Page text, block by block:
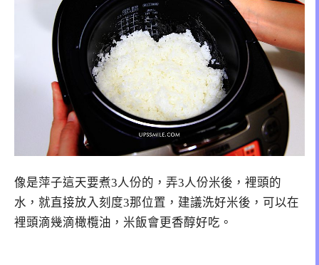
像是萍子這天要煮3人份的，弄3人份米後，裡頭的
水，就直接放入刻度3那位置，建議洗好米後，可以在
裡頭滴幾滴橄欖油，米飯會更香醇好吃。